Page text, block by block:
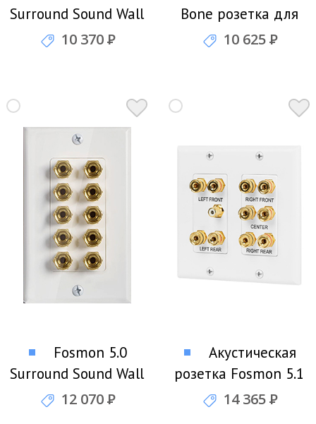
Surround Sound Wall
Plate розетка для
акустических систем
10 370Р
Bone розетка для
подключения
10 625Р
Fosmon 5.0
Surround Sound Wall
Plate розетка для
12 070Р
Акустическая
розетка Fosmon 5.1
Home Theater Wall
14 365Р